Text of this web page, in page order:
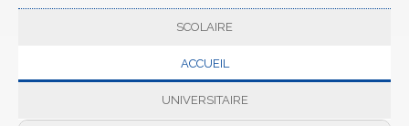
SCOLAIRE
ACCUEIL
UNIVERSITAIRE